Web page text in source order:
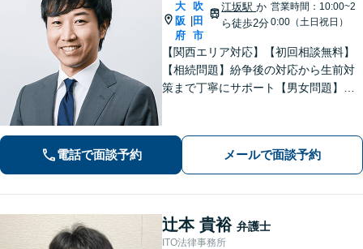
大
阪
府
吹
田
市
江坂駅か
ら徒歩2分
営業時間：10:00~2
0:00（土日祝日）
【関西エリア対応】【初回相談無料】
【相続問題】紛争後の対応から生前対
策まで丁寧にサポート【男女問題】金
に解決させましょう【夜間・休日面談
可】【WEB面談】【完全個室】
電話で面談予約 メールで面談予約
辻本 貴裕 弁護士
ITO法律事務所